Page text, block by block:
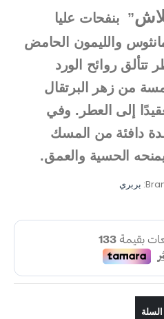
” بنفحات عليا
والليمون الحامض
روائح الورد
من زهر البرتقال
إلى العطر. وفي
دافئة من المسك
الحسية والعمق.
بربري